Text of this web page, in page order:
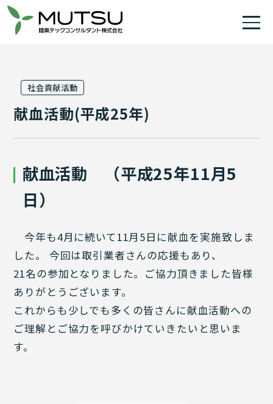
社会貢献活動
献血活動(平成25年)
献血活動 （平成25年11月5
日）
今年も4月に続いて11月5日に献血を実施致しま
した。 今回は取引業者さんの応援もあり、
21名の参加となりました。ご協力頂きました皆様
ありがとうございます。
これからも少しでも多くの皆さんに献血活動への
ご理解とご協力を呼びかけていきたいと思いま
す。